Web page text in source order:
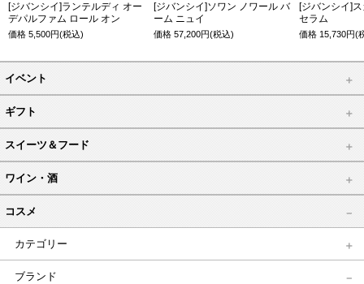
[ジバンシイ]ランテルディ オー
デパルファム ロール オン
価格 5,500円(税込)
[ジバンシイ]ソワン ノワール バ
ーム ニュイ
価格57,200円(税込)
[ジバンシイ]
セラム
価格15,730円(
イベント
ギフト
スイーツ＆フード
ワイン・酒
コスメ
カテゴリー
ブランド